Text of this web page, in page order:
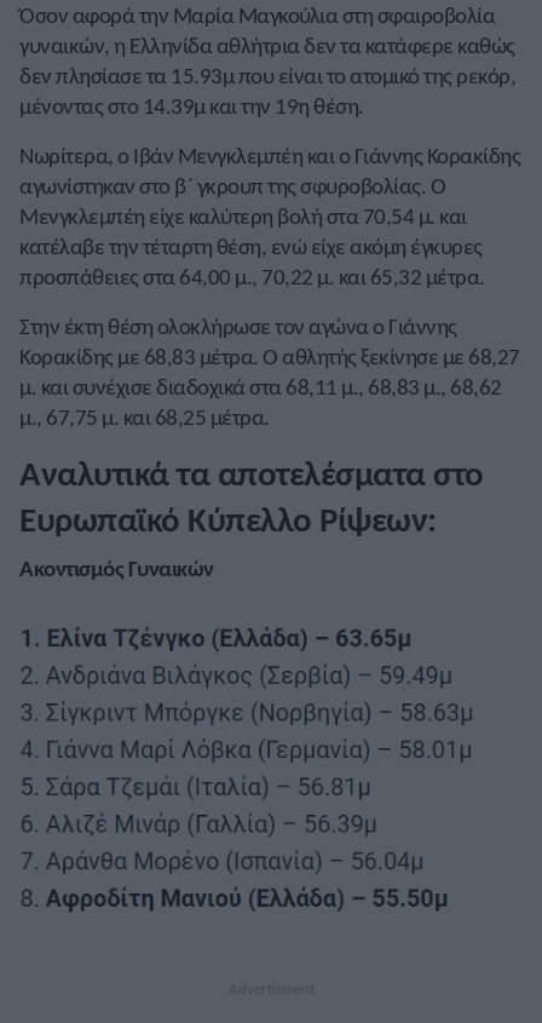
Όσον αφορά την Μαρία Μαγκούλια στη σφαιροβολία
γυναικών, η Ελληνίδα αθλήτρια δεν τα κατάφερε καθώς
δεν πλησίασε τα 15.93μ που είναι το ατομικό της ρεκόρ,
μένοντας στο 14.39μ και την 19η θέση.
Νωρίτερα, ο Ιβάν Μενγκλεμπέη και ο Γιάννης Κορακίδης
αγωνίστηκαν στο β΄ γκρουπ της σφυροβολίας. Ο
Μενγκλεμπέη είχε καλύτερη βολή στα 70,54 μ. και
κατέλαβε την τέταρτη θέση, ενώ είχε ακόμη έγκυρες
προσπάθειες στα 64,00 μ., 70,22 μ. και 65,32 μέτρα.
Στην έκτη θέση ολοκλήρωσε τον αγώνα ο Γιάννης
Κορακίδης με 68,83 μέτρα. Ο αθλητής ξεκίνησε με 68,27
μ. και συνέχισε διαδοχικά στα 68,11 μ., 68,83 μ., 68,62
μ., 67,75 μ. και 68,25 μέτρα.
Αναλυτικά τα αποτελέσματα στο
Ευρωπαϊκό Κύπελλο Ρίψεων:
Ακοντισμός Γυναικών